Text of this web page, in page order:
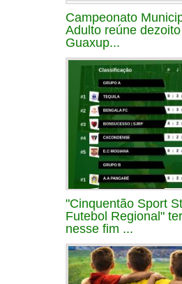
Campeonato
Adulto reúne
Guaxup...
"Cinquentão Sport
Futebol Regional"
nesse fim ...